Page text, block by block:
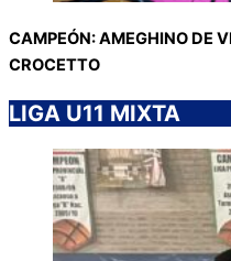
CAMPEÓN: AMEGHINO DE
CROCETTO
LIGA U11 MIXTA